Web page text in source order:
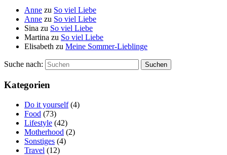
Anne zu So viel Liebe
Anne zu So viel Liebe
Sina zu So viel Liebe
Martina zu So viel Liebe
Elisabeth zu Meine Sommer-Lieblinge
Suche nach: Suchen
Kategorien
Do it yourself (4)
Food (73)
Lifestyle (42)
Motherhood (2)
Sonstiges (4)
Travel (12)